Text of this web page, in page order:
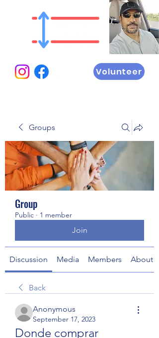
Volunteer
Groups
Group
Public · 1 member
Join
Discussion Media Members About
Back
Anonymous
September 17, 2023
Donde comprar